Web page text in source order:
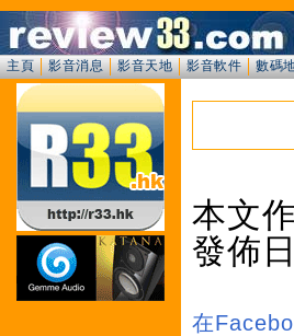
主頁 影音消息 影音天地 影音軟件 數碼
本文
發佈
在